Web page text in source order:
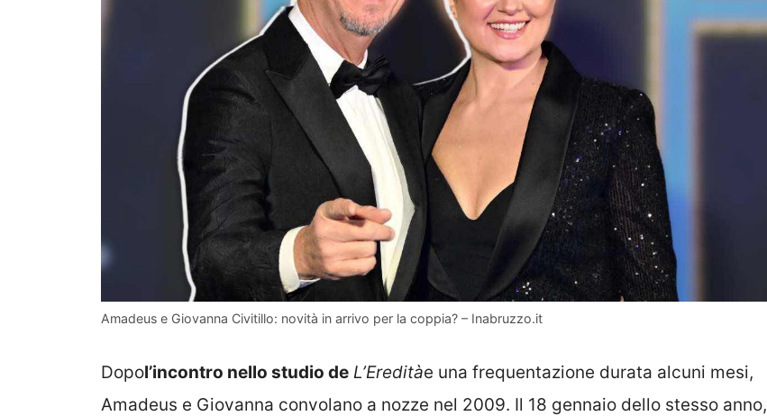
Amadeus e Giovanna Civitillo: novità in arrivo per la coppia? – Inabruzzo.it
Dopol’incontro nello studio de L’Ereditàe una frequentazione durata alcuni mesi,
Amadeus e Giovanna convolano a nozze nel 2009. Il 18 gennaio dello stesso anno,